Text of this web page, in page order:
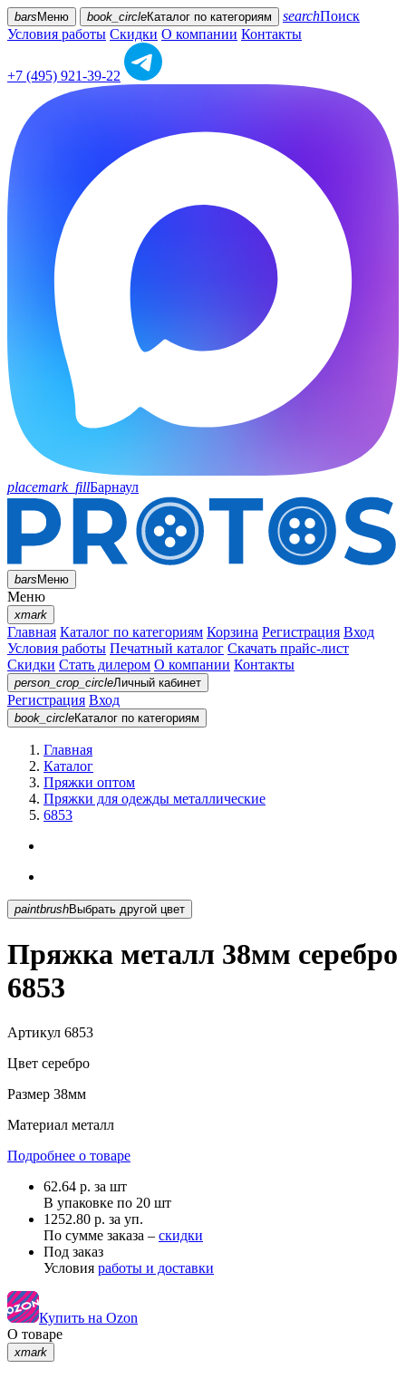
bars Меню book_circleКаталог по категориям searchПоиск
Условия работы Скидки О компании Контакты
+7 (495) 921-39-22
placemark_fillБарнаул
barsМеню
Меню
xmark
Главная Каталог по категориям Корзина Регистрация Вход
Условия работы Печатный каталог Скачать прайс-лист
Скидки Стать дилером О компании Контакты
person_crop_circleЛичный кабинет
Регистрация Вход
book_circleКаталог по категориям
Главная
Каталог
Пряжки оптом
Пряжки для одежды металлические
6853
paintbrush Выбрать другой цвет
Пряжка металл 38мм серебро
6853
Артикул 6853
Цвет серебро
Размер 38мм
Материал металл
Подробнее о товаре
62.64 р. за шт
В упаковке по 20 шт
1252.80 р. за уп.
По сумме заказа – скидки
Под заказ
Условия работы и доставки
Купить на Ozon
О товаре
xmark